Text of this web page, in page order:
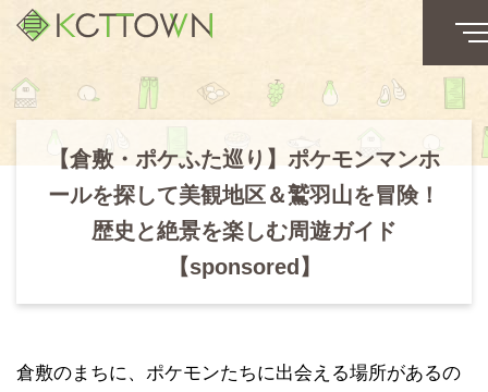
【倉敷・ポケふた巡り】ポケモンマンホ
ールを探して美観地区＆鷲羽山を冒険！
歴史と絶景を楽しむ周遊ガイド
【sponsored】
倉敷のまちに、ポケモンたちに出会える場所があるの